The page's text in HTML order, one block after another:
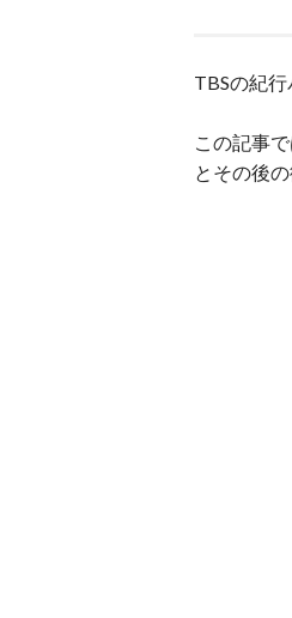
TBSの紀
この記事
とその後